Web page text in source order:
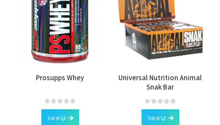
Universal Nutrition Animal
Snak Bar
0
out of 5
קרא עוד
Prosupps Whey
0
out of 5
קרא עוד